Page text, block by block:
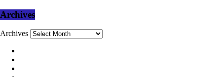
Archives
Archives